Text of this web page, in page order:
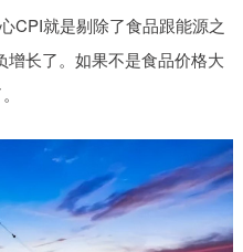
CPI就是剔除了食品跟能源之
长了。如果不是食品价格大